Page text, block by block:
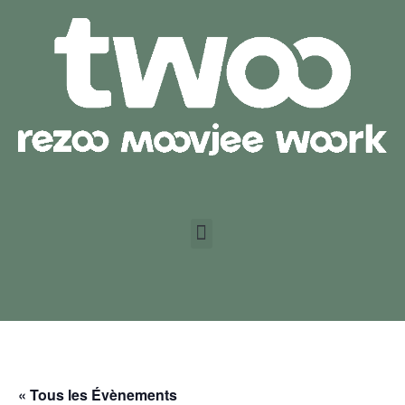
« Tous les Évènements